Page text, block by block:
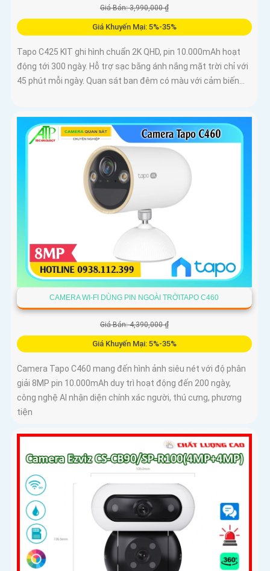
Giá Bán: 3,990,000 ₫
Giá Khuyến Mại: 5%-35%
Tapo C425 KIT ghi hình chuẩn 2K QHD, pin 10.000mAh hoạt
động tới 300 ngày. Hỗ trợ sạc bằng ánh nắng mặt trời chỉ với
45 phút mỗi ngày. Quan sát ban đêm có màu với cảm biến...
CAMERA WI-FI DÙNG PIN NGOÀI TRỜITAPO C460
Giá Bán: 4,390,000 ₫
Giá Khuyến Mại: 5%-35%
Camera Tapo C460 mang đến hình ảnh siêu nét với độ phân
giải 8MP pin 10.000mAh duy trì hoạt động đến 200 ngày,
công nghệ AI nhận diện chính xác người, thú cưng, phương
tiện